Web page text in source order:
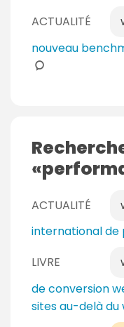
a
m
r
e
ACTUALITÉ
nouveau
ACTUALITÉ
international
LIVRE
de conversion
sites au-delà